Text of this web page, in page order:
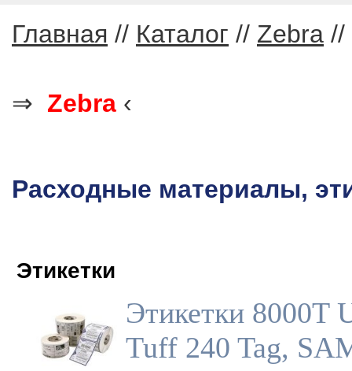
Главная // Каталог // Zebra //
⇒ Zebra ‹
Расходные материалы,
Этикетки
Этикетки 8000T
Tuff 240 Tag,